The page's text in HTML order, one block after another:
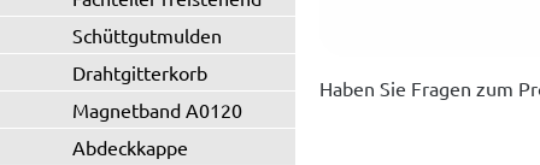
Schüttgutmulden
Drahtgitterkorb
Magnetband A0120
Abdeckkappe
Haben Sie Fragen zum